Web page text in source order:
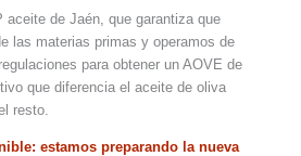
de Jaén, que garantiza que
las materias primas y operamos de
para obtener un AOVE de
que diferencia el aceite de oliva
resto.
estamos preparando la nueva